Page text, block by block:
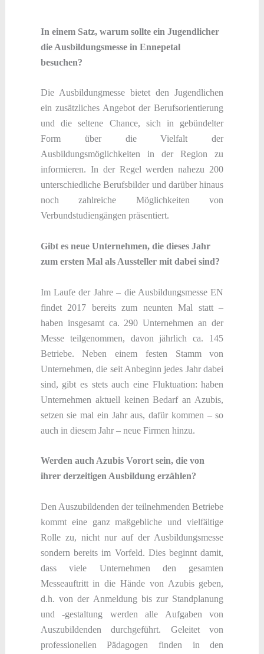
In einem Satz, warum sollte ein Jugendlicher
die Ausbildungsmesse in Ennepetal
besuchen?
Die Ausbildungmesse bietet den Jugendlichen
ein zusätzliches Angebot der Berufsorientierung
und die seltene Chance, sich in gebündelter
Form über die Vielfalt der
Ausbildungsmöglichkeiten in der Region zu
informieren. In der Regel werden nahezu 200
unterschiedliche Berufsbilder und darüber hinaus
noch zahlreiche Möglichkeiten von
Verbundstudiengängen präsentiert.
Gibt es neue Unternehmen, die dieses Jahr
zum ersten Mal als Aussteller mit dabei sind?
Im Laufe der Jahre – die Ausbildungsmesse EN
findet 2017 bereits zum neunten Mal statt –
haben insgesamt ca. 290 Unternehmen an der
Messe teilgenommen, davon jährlich ca. 145
Betriebe. Neben einem festen Stamm von
Unternehmen, die seit Anbeginn jedes Jahr dabei
sind, gibt es stets auch eine Fluktuation: haben
Unternehmen aktuell keinen Bedarf an Azubis,
setzen sie mal ein Jahr aus, dafür kommen – so
auch in diesem Jahr – neue Firmen hinzu.
Werden auch Azubis Vorort sein, die von
ihrer derzeitigen Ausbildung erzählen?
Den Auszubildenden der teilnehmenden Betriebe
kommt eine ganz maßgebliche und vielfältige
Rolle zu, nicht nur auf der Ausbildungsmesse
sondern bereits im Vorfeld. Dies beginnt damit,
dass viele Unternehmen den gesamten
Messeauftritt in die Hände von Azubis geben,
d.h. von der Anmeldung bis zur Standplanung
und -gestaltung werden alle Aufgaben von
Auszubildenden durchgeführt. Geleitet von
professionellen Pädagogen finden in den